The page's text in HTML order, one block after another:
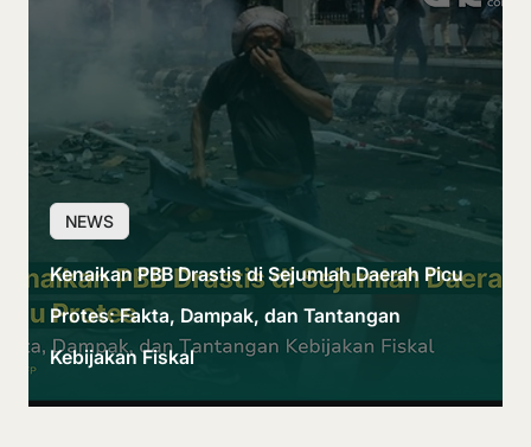
Kenaikan PBB Drastis di Sejumlah Daerah Picu
Protes: Fakta, Dampak, dan Tantangan
Kebijakan Fiskal
NEWS